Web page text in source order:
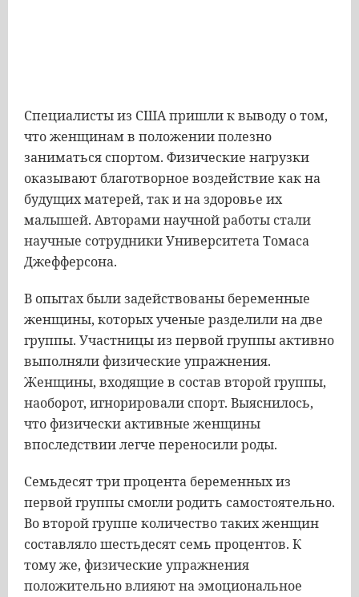
Специалисты из США пришли к выводу о том,
что женщинам в положении полезно
заниматься спортом. Физические нагрузки
оказывают благотворное воздействие как на
будущих матерей, так и на здоровье их
малышей. Авторами научной работы стали
научные сотрудники Университета Томаса
Джефферсона.
В опытах были задействованы беременные
женщины, которых ученые разделили на две
группы. Участницы из первой группы активно
выполняли физические упражнения.
Женщины, входящие в состав второй группы,
наоборот, игнорировали спорт. Выяснилось,
что физически активные женщины
впоследствии легче переносили роды.
Семьдесят три процента беременных из
первой группы смогли родить самостоятельно.
Во второй группе количество таких женщин
составляло шестьдесят семь процентов. К
тому же, физические упражнения
положительно влияют на эмоциональное